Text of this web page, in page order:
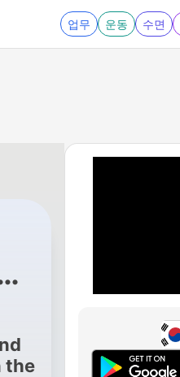
업무 운동 수면
the